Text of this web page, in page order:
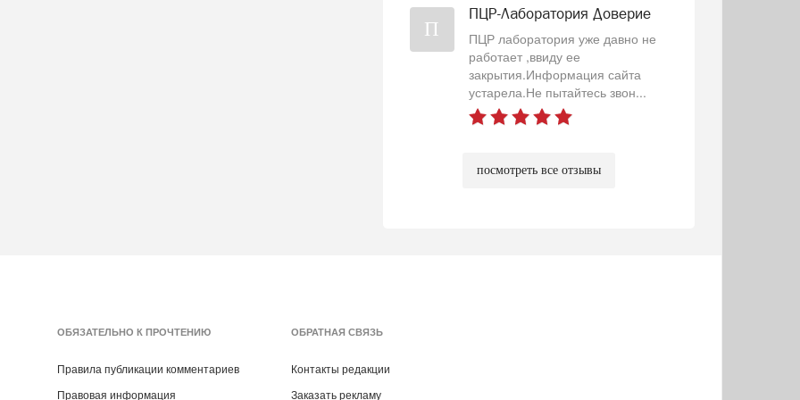
П
ПЦР-Лаборатория Доверие
ПЦР лаборатория уже давно не
работает ,ввиду ее
закрытия.Информация сайта
устарела.Не пытайтесь звон...
посмотреть все отзывы
ОБЯЗАТЕЛЬНО К ПРОЧТЕНИЮ
Правила публикации комментариев
Правовая информация
ОБРАТНАЯ СВЯЗЬ
Контакты редакции
Заказать рекламу